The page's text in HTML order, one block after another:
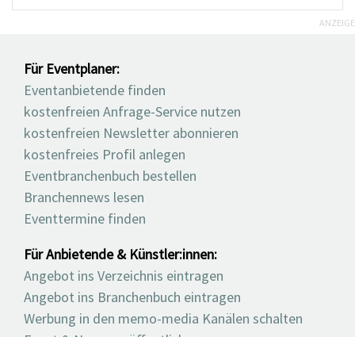
ANZEIGE
Für Eventplaner:
Eventanbietende finden
kostenfreien Anfrage-Service nutzen
kostenfreien Newsletter abonnieren
kostenfreies Profil anlegen
Eventbranchenbuch bestellen
Branchennews lesen
Eventtermine finden
Für Anbietende & Künstler:innen:
Angebot ins Verzeichnis eintragen
Angebot ins Branchenbuch eintragen
Werbung in den memo-media Kanälen schalten